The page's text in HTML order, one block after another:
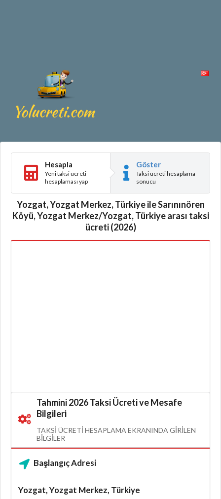
Hesapla
Yeni taksi ücreti
hesaplaması yap
Göster
Taksi ücreti hesaplama
sonucu
Yozgat, Yozgat Merkez, Türkiye ile Sarınınören
Köyü, Yozgat Merkez/Yozgat, Türkiye arası taksi
ücreti (2026)
Tahmini 2026 Taksi Ücreti ve Mesafe
Bilgileri
TAKSI ÜCRETI HESAPLAMA EKRANINDA GIRILEN
BILGILER
Başlangıç Adresi
Yozgat, Yozgat Merkez, Türkiye